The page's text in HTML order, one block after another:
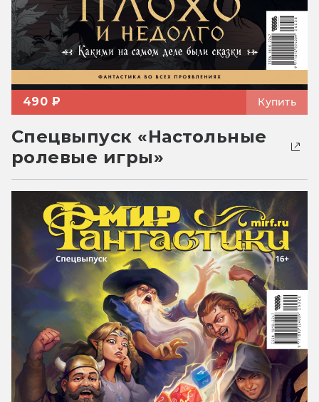
490 ₽ Купить
Спецвыпуск «Настольные
ролевые игры»